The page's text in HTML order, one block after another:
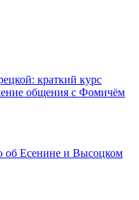
краткий курс
общения с Фомичём
об Есенине и Высоцком